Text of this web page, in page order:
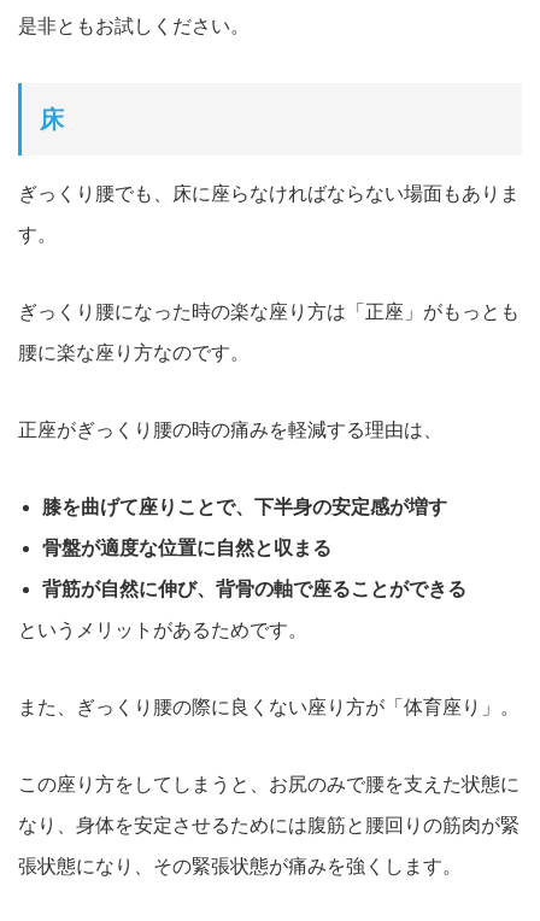
是非ともお試しください。
床
ぎっくり腰でも、床に座らなければならない場面もありま
す。
ぎっくり腰になった時の楽な座り方は「正座」がもっとも
腰に楽な座り方なのです。
正座がぎっくり腰の時の痛みを軽減する理由は、
膝を曲げて座りことで、下半身の安定感が増す
骨盤が適度な位置に自然と収まる
背筋が自然に伸び、背骨の軸で座ることができる
というメリットがあるためです。
また、ぎっくり腰の際に良くない座り方が「体育座り」。
この座り方をしてしまうと、お尻のみで腰を支えた状態に
なり、身体を安定させるためには腹筋と腰回りの筋肉が緊
張状態になり、その緊張状態が痛みを強くします。